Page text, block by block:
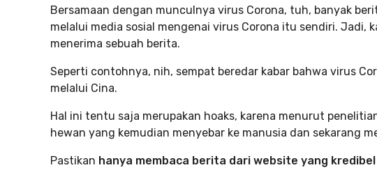
Bersamaan dengan munculnya virus Corona, tuh, banyak
melalui media sosial mengenai virus Corona itu sendiri. Jadi,
menerima sebuah berita.
Seperti contohnya, nih, sempat beredar kabar bahwa virus
melalui Cina.
Hal ini tentu saja merupakan hoaks, karena menurut
hewan yang kemudian menyebar ke manusia dan sekarang
Pastikan hanya membaca berita dari website yang